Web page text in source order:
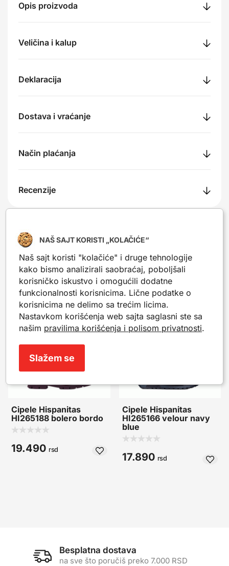
Opis proizvoda
Veličina i kalup
Deklaracija
Dostava i vraćanje
Način plaćanja
Recenzije
Nešto slično?
Popularni proizvodi iz iste kategorije. Mogu da ti
posluže kao inspiracija.
Novo
Cipele Hispanitas
HI265188 bolero bordo
19.490 rsd
Novo
Cipele Hispanitas
HI265166 velour navy
blue
17.890 rsd
Besplatna dostava
na sve što poručiš preko 7.000 RSD
NAŠ SAJT KORISTI „KOLAČIĆE“
Naš sajt koristi "kolačiće" i druge tehnologije
kako bismo analizirali saobraćaj, poboljšali
korisničko iskustvo i omogućili dodatne
funkcionalnosti korisnicima. Lične podatke o
korisnicima ne delimo sa trećim licima.
Nastavkom korišćenja web sajta saglasni ste sa
našim pravilima korišćenja i polisom privatnosti.
Slažem se